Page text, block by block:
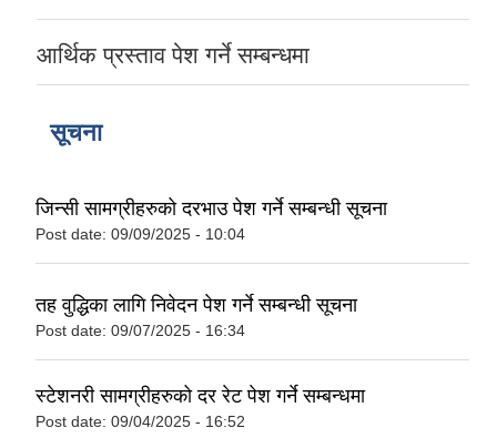
आर्थिक प्रस्ताव पेश गर्ने सम्बन्धमा
सूचना
जिन्सी सामग्रीहरुको दरभाउ पेश गर्ने सम्बन्धी सूचना
Post date: 09/09/2025 - 10:04
तह वुद्धिका लागि निवेदन पेश गर्ने सम्बन्धी सूचना
Post date: 09/07/2025 - 16:34
स्टेशनरी सामग्रीहरुको दर रेट पेश गर्ने सम्बन्धमा
Post date: 09/04/2025 - 16:52